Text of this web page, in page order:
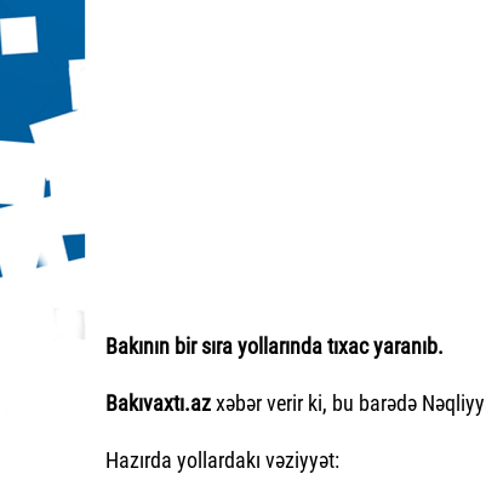
Bakının bir sıra yollarında tıxac yaranıb.
Bakıvaxtı.azxəbər verir ki, bu barədə
Hazırda yollardakı vəziyyət: